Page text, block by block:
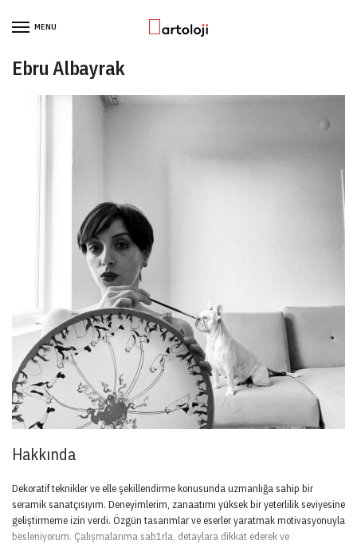
MENU
Ebru Albayrak
Hakkında
Dekoratif teknikler ve elle şekillendirme konusunda uzmanlığa sahip bir
seramik sanatçısıyım. Deneyimlerim, zanaatımı yüksek bir yeterlilik seviyesine
geliştirmeme izin verdi. Özgün tasarımlar ve eserler yaratmak motivasyonuyla
besleniyorum. Çalışmalarıma sab1rla, detaylara dikkat ederek ve